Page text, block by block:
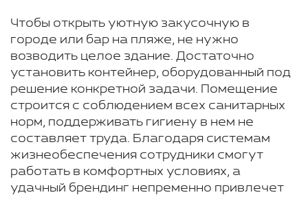
Чтобы открыть уютную закусочную в
городе или бар на пляже, не нужно
возводить целое здание. Достаточно
установить контейнер, оборудованный под
решение конкретной задачи. Помещение
строится с соблюдением всех санитарных
норм, поддерживать гигиену в нем не
составляет труда. Благодаря системам
жизнеобеспечения сотрудники смогут
работать в комфортных условиях, а
удачный брендинг непременно привлечет